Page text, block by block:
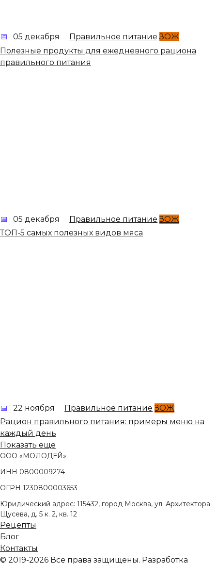
05 декабря Правильное питание ЗОЖ
Полезные продукты для ежедневного рациона
правильного питания
05 декабря Правильное питание ЗОЖ
ТОП-5 самых полезных видов мяса
22 ноября Правильное питание ЗОЖ
Рацион правильного питания: примеры меню на
каждый день
Показать еще
ООО «МОЛОДЕЙ»
ИНН 0800009274
ОГРН 1230800003653
Юридический адрес: 115432, город Москва, ул. Архитектора
Щусева, д. 5 к. 2, кв. 12
Рецепты
Блог
Контакты
© 2019-2026 Все права защищены. Разработка